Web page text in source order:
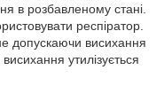
в розбавленому стані.
респіратор.
допускаючи висихання
утилізується